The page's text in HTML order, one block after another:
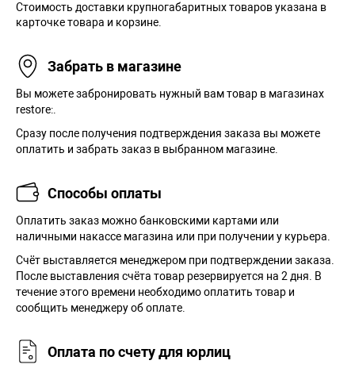
Стоимость доставки крупногабаритных товаров указана в
карточке товара и корзине.
Забрать в магазине
Вы можете забронировать нужный вам товар в магазинах
restore:.
Сразу после получения подтверждения заказа вы можете
оплатить и забрать заказ в выбранном магазине.
Способы оплаты
Оплатить заказ можно банковскими картами или
наличными накассе магазина или при получении у курьера.
Cчёт выставляется менеджером при подтверждении заказа.
После выставления счёта товар резервируется на 2 дня. В
течение этого времени необходимо оплатить товар и
сообщить менеджеру об оплате.
Оплата по счету для юрлиц